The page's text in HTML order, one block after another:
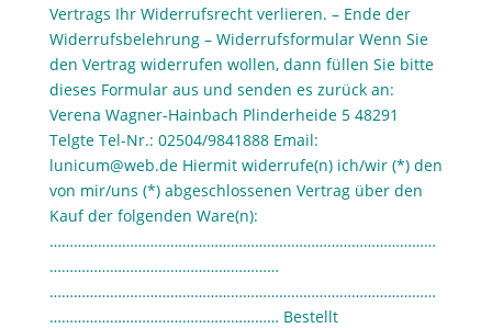
Vertrags Ihr Widerrufsrecht verlieren. – Ende der
Widerrufsbelehrung – Widerrufsformular Wenn Sie
den Vertrag widerrufen wollen, dann füllen Sie bitte
dieses Formular aus und senden es zurück an:
Verena Wagner-Hainbach Plinderheide 5 48291
Telgte Tel-Nr.: 02504/9841888 Email:
lunicum@web.de Hiermit widerrufe(n) ich/wir (*) den
von mir/uns (*) abgeschlossenen Vertrag über den
Kauf der folgenden Ware(n):
……………………………………………………………………………………
…………………………………………………
……………………………………………………………………………………
………………………………………………… Bestellt